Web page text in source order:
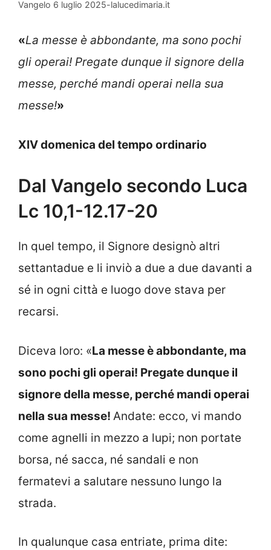
Vangelo 6 luglio 2025-lalucedimaria.it
«La messe è abbondante, ma sono pochi
gli operai! Pregate dunque il signore della
messe, perché mandi operai nella sua
messe!»
XIV domenica del tempo ordinario
Dal Vangelo secondo Luca
Lc 10,1-12.17-20
In quel tempo, il Signore designò altri
settantadue e li inviò a due a due davanti a
sé in ogni città e luogo dove stava per
recarsi.
Diceva loro: «La messe è abbondante, ma
sono pochi gli operai! Pregate dunque il
signore della messe, perché mandi operai
nella sua messe! Andate: ecco, vi mando
come agnelli in mezzo a lupi; non portate
borsa, né sacca, né sandali e non
fermatevi a salutare nessuno lungo la
strada.
In qualunque casa entriate, prima dite: